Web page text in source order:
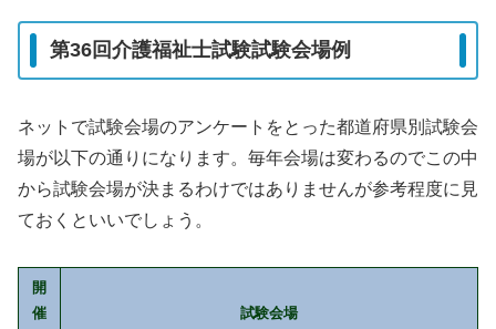
第36回介護福祉士試験試験会場例
ネットで試験会場のアンケートをとった都道府県別試験会
場が以下の通りになります。毎年会場は変わるのでこの中
から試験会場が決まるわけではありませんが参考程度に見
ておくといいでしょう。
開
催
試験会場